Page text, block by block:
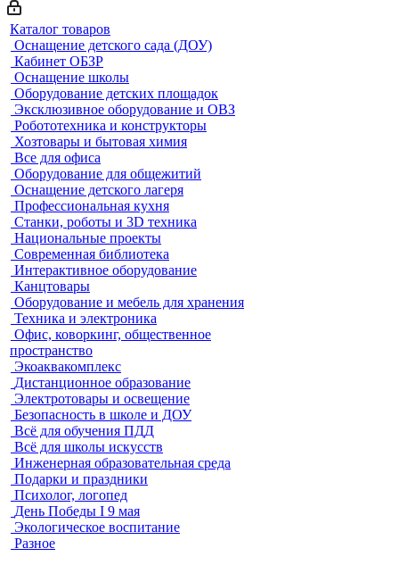
Каталог товаров
Оснащение детского сада (ДОУ)
Кабинет ОБЗР
Оснащение школы
Оборудование детских площадок
Эксклюзивное оборудование и ОВЗ
Робототехника и конструкторы
Хозтовары и бытовая химия
Все для офиса
Оборудование для общежитий
Оснащение детского лагеря
Профессиональная кухня
Станки, роботы и 3D техника
Национальные проекты
Современная библиотека
Интерактивное оборудование
Канцтовары
Оборудование и мебель для хранения
Техника и электроника
Офис, коворкинг, общественное
пространство
Экоаквакомплекс
Дистанционное образование
Электротовары и освещение
Безопасность в школе и ДОУ
Всё для обучения ПДД
Всё для школы искусств
Инженерная образовательная среда
Подарки и праздники
Психолог, логопед
День Победы I 9 мая
Экологическое воспитание
Разное